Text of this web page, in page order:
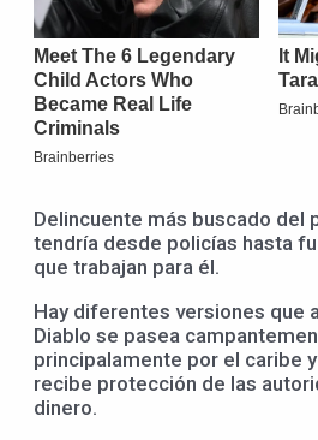
Delincuente más buscado del
tendría desde policías hasta
que trabajan para él.
Hay diferentes versiones que
Diablo se pasea
principalamente por el caribe
recibe protección de las
dinero.